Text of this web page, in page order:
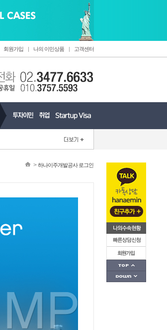
회원가입 | 나의 이민상품 | 고객센터
>하나이주개발공사 로그인